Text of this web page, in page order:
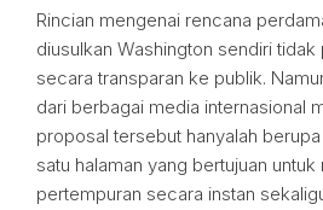
Rincian mengenai rencana
diusulkan Washington sendiri
secara transparan ke publik.
dari berbagai media internasional
proposal tersebut hanyalah
satu halaman yang bertujuan
pertempuran secara instan